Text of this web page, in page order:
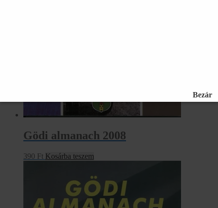
Gödi almanach 2008
390 Ft Kosárba teszem